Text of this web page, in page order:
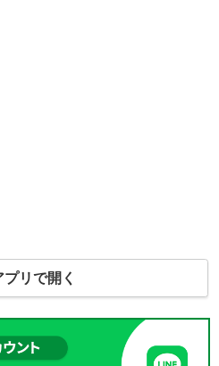
リで開く